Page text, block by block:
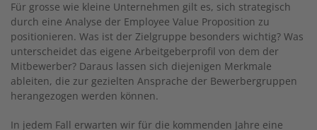
Für grosse wie kleine Unternehmen gilt es, sich strategisch
durch eine Analyse der Employee Value Proposition zu
positionieren. Was ist der Zielgruppe besonders wichtig? Was
unterscheidet das eigene Arbeitgeberprofil von dem der
Mitbewerber? Daraus lassen sich diejenigen Merkmale
ableiten, die zur gezielten Ansprache der Bewerbergruppen
herangezogen werden können.
In jedem Fall erwarten wir für die kommenden Jahre eine